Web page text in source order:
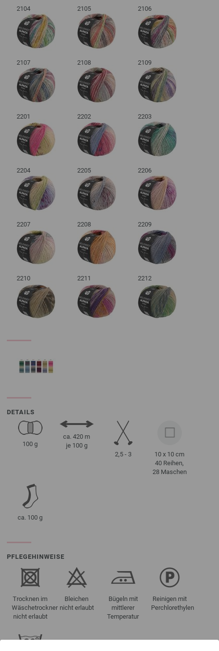
2104 2105 2106
2107 2108 2109
2201 2202 2203
2204 2205 2206
2207 2208 2209
2210 2211 2212
DETAILS
100 g
ca. 420 m
je 100 g
2,5 - 3
10 x 10 cm
40 Reihen,
28 Maschen
ca. 100 g
PFLEGEHINWEISE
Trocknen im
Wäschetrockner
nicht erlaubt
Bleichen
nicht erlaubt
Bügeln mit
mittlerer
Temperatur
Reinigen mit
Perchlorethylen